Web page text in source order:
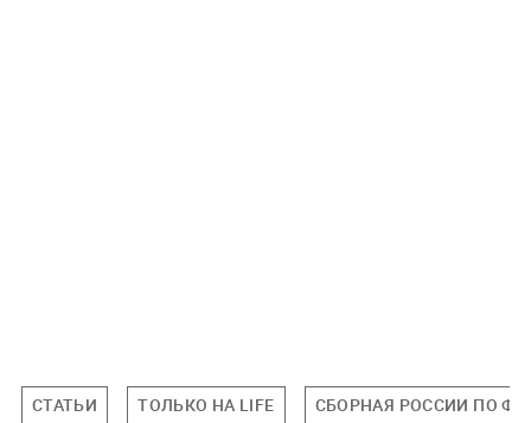
СТАТЬИ ТОЛЬКО НА LIFE СБОРНАЯ РОССИИ ПО